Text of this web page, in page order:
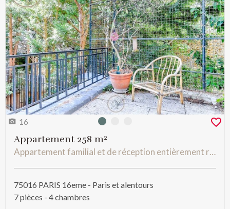
16 Photo 0
Appartement 258 m²
Appartement familial et de réception entièrement refait à neuf avec terrasse studio de service et box
75016 PARIS 16eme - Paris et alentours
7 pièces - 4 chambres